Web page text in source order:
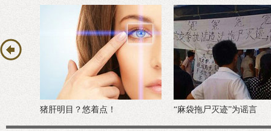
“麻袋拖尸灭迹”为谣言 “三俗”的越南乳瓜是艺术